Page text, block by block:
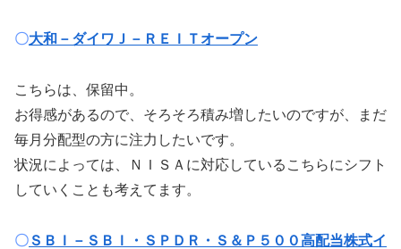
〇大和－ダイワＪ－ＲＥＩＴオープン
こちらは、保留中。
お得感があるので、そろそろ積み増したいのですが、まだ
毎月分配型の方に注力したいです。
状況によっては、ＮＩＳＡに対応しているこちらにシフト
していくことも考えてます。
〇ＳＢＩ－ＳＢＩ・ＳＰＤＲ・Ｓ＆Ｐ５００高配当株式イ